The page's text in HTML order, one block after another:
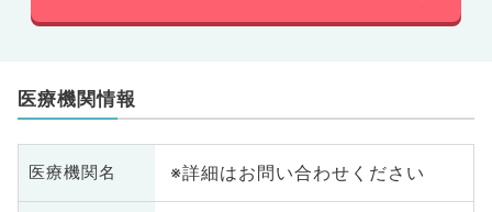
医療機関情報
医療機関名 ※詳細はお問い合わせください